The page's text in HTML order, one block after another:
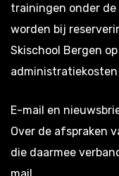
trainingen onder
worden bij
Skischool Bergen
E-mail en
Over de afspraken
die daarmee